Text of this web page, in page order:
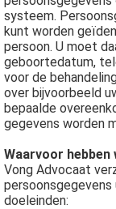
systeem.
kunt worden
persoon. U moet
geboortedatum,
voor de
over bijvoorbeeld
bepaalde
gegevens worden
Waarvoor hebben
Vong Advocaat
doeleinden: